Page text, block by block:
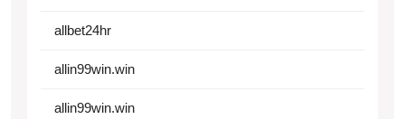
allbet24hr
allin99win.win
allin99win.win